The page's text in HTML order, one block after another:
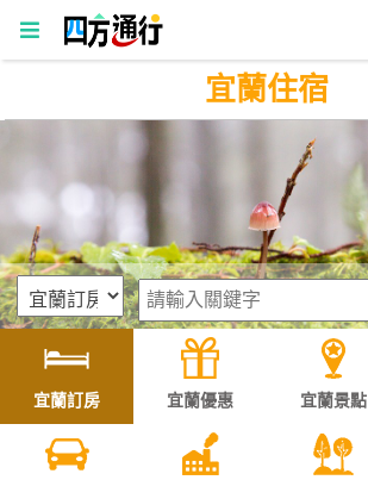
四
訂
房
灣
訂
房
宜蘭住宿
宜蘭訂房 宜蘭優惠 宜蘭景點